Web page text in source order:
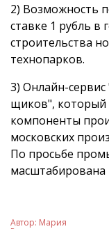
2) Возможность
ставке 1 рубль в
строительства
технопарков.
3) Онлайн-
щиков", который
компоненты
московских
По просьбе
масштабирована
Автор: Мария